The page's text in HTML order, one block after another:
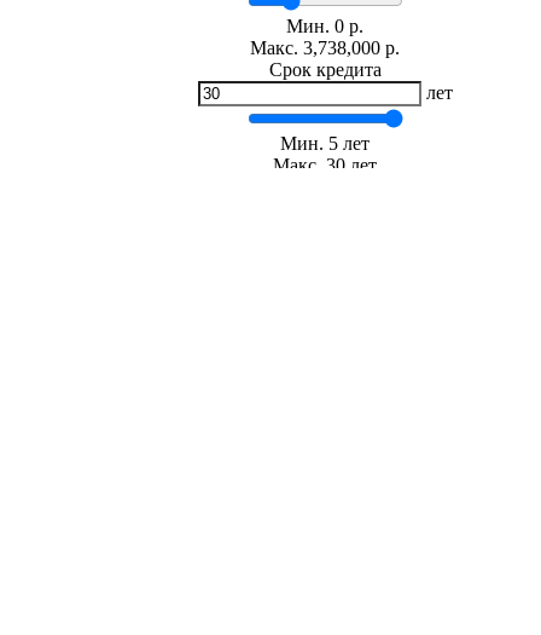
Мин. 0 р.
Макс. 3,738,000 р.
Срок кредита
лет
Мин. 5 лет
Макс. 30 лет